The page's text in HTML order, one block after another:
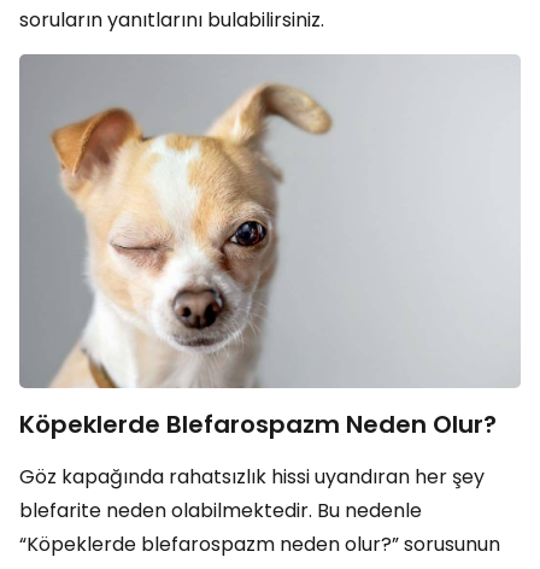
soruların yanıtlarını bulabilirsiniz.
Köpeklerde Blefarospazm Neden Olur?
Göz kapağında rahatsızlık hissi uyandıran her şey
blefarite neden olabilmektedir. Bu nedenle
“Köpeklerde blefarospazm neden olur?” sorusunun